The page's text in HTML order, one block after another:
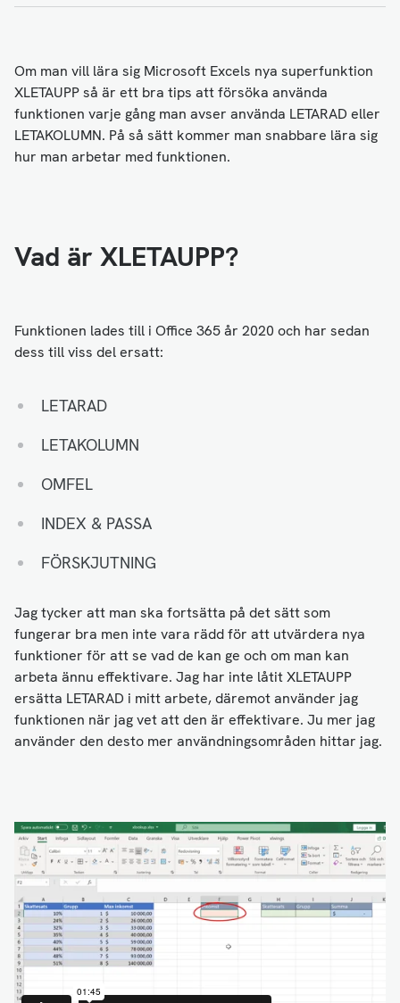
Om man vill lära sig Microsoft Excels nya superfunktion
XLETAUPP så är ett bra tips att försöka använda
funktionen varje gång man avser använda LETARAD eller
LETAKOLUMN. På så sätt kommer man snabbare lära sig
hur man arbetar med funktionen.
Vad är XLETAUPP?
Funktionen lades till i Office 365 år 2020 och har sedan
dess till viss del ersatt:
LETARAD
LETAKOLUMN
OMFEL
INDEX & PASSA
FÖRSKJUTNING
Jag tycker att man ska fortsätta på det sätt som
fungerar bra men inte vara rädd för att utvärdera nya
funktioner för att se vad de kan ge och om man kan
arbeta ännu effektivare. Jag har inte låtit XLETAUPP
ersätta LETARAD i mitt arbete, däremot använder jag
funktionen när jag vet att den är effektivare. Ju mer jag
använder den desto mer användningsområden hittar jag.